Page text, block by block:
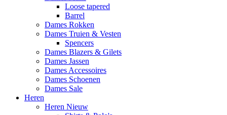
Loose tapered
Barrel
Dames Rokken
Dames Truien & Vesten
Spencers
Dames Blazers & Gilets
Dames Jassen
Dames Accessoires
Dames Schoenen
Dames Sale
Heren
Heren Nieuw